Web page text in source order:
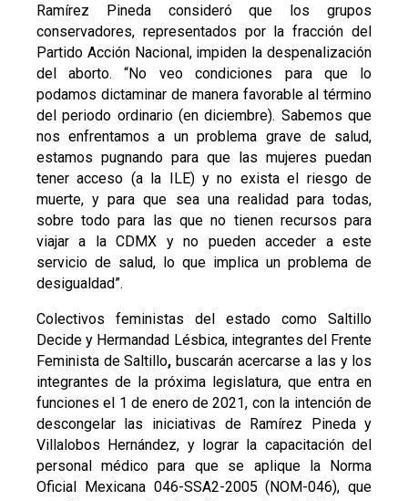
Ramírez Pineda consideró que los grupos
conservadores, representados por la fracción del
Partido Acción Nacional, impiden la despenalización
del aborto. “No veo condiciones para que lo
podamos dictaminar de manera favorable al término
del periodo ordinario (en diciembre). Sabemos que
nos enfrentamos a un problema grave de salud,
estamos pugnando para que las mujeres puedan
tener acceso (a la ILE) y no exista el riesgo de
muerte, y para que sea una realidad para todas,
sobre todo para las que no tienen recursos para
viajar a la CDMX y no pueden acceder a este
servicio de salud, lo que implica un problema de
desigualdad”.
Colectivos feministas del estado como Saltillo
Decide y Hermandad Lésbica, integrantes del Frente
Feminista de Saltillo, buscarán acercarse a las y los
integrantes de la próxima legislatura, que entra en
funciones el 1 de enero de 2021, con la intención de
descongelar las iniciativas de Ramírez Pineda y
Villalobos Hernández, y lograr la capacitación del
personal médico para que se aplique la Norma
Oficial Mexicana 046-SSA2-2005 (NOM-046), que